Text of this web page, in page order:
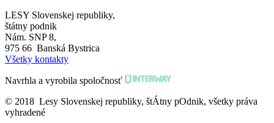
LESY Slovenskej republiky,
štátny podnik
Nám. SNP 8,
975 66 Banská Bystrica
Všetky kontakty
Navrhla a vyrobila spoločnosť
© 2018 Lesy Slovenskej republiky, štÁtny pOdnik, všetky práva
vyhradené